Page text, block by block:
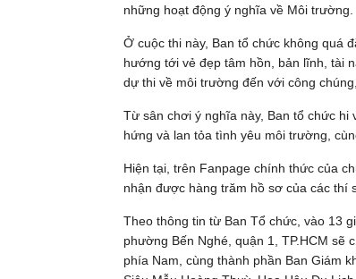
những hoạt động ý nghĩa về Môi trường.
Ở cuộc thi này, Ban tổ chức không quá
hướng tới vẻ đẹp tâm hồn, bản lĩnh, tài
dự thi về môi trường đến với công
Từ sân chơi ý nghĩa này, Ban tổ chức
hứng và lan tỏa tình yêu môi trường,
Hiện tại, trên Fanpage chính thức của
nhận được hàng trăm hồ sơ của các thí
Theo thông tin từ Ban Tổ chức, vào 13
phường Bến Nghé, quận 1, TP.HCM sẽ
phía Nam, cùng thành phần Ban Giám